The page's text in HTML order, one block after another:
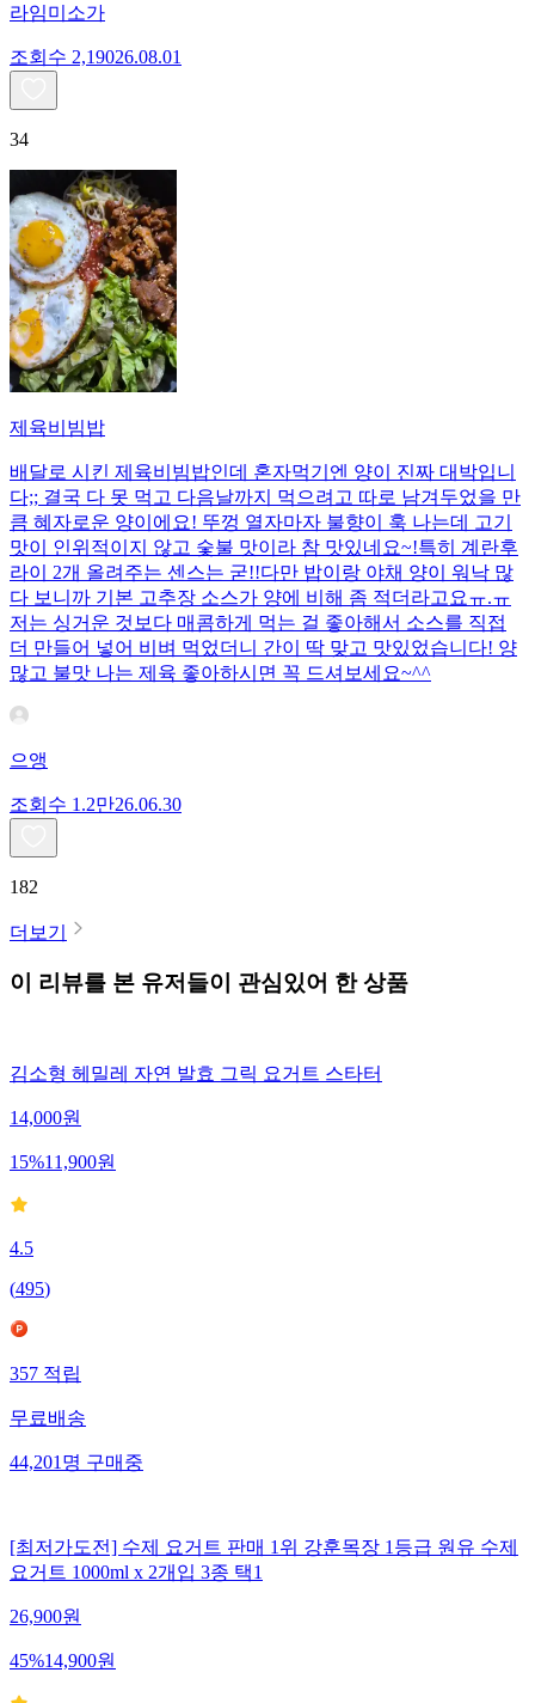
라임미소가
조회수 2,19026.08.01
34
제육비빔밥
배달로 시킨 제육비빔밥인데 혼자먹기엔 양이 진짜 대박입니
다;; 결국 다 못 먹고 다음날까지 먹으려고 따로 남겨두었을 만
큼 혜자로운 양이에요! 뚜껑 열자마자 불향이 훅 나는데 고기
맛이 인위적이지 않고 숯불 맛이라 참 맛있네요~!특히 계란후
라이 2개 올려주는 센스는 굳!! ​다만 밥이랑 야채 양이 워낙 많
다 보니까 기본 고추장 소스가 양에 비해 좀 적더라고요ㅠ.ㅠ
저는 싱거운 것보다 매콤하게 먹는 걸 좋아해서 소스를 직접
더 만들어 넣어 비벼 먹었더니 간이 딱 맞고 맛있었습니다! 양
많고 불맛 나는 제육 좋아하시면 꼭 드셔보세요~^^
으앵
조회수 1.2만26.06.30
182
더보기
이 리뷰를 본 유저들이 관심있어 한 상품
김소형 헤밀레 자연 발효 그릭 요거트 스타터
14,000원
15%11,900원
4.5
(495)
357 적립
무료배송
44,201 명 구매중
[최저가도전] 수제 요거트 판매 1위 강훈목장 1등급 원유 수제
요거트 1000ml x 2개입 3종 택1
26,900원
45%14,900원